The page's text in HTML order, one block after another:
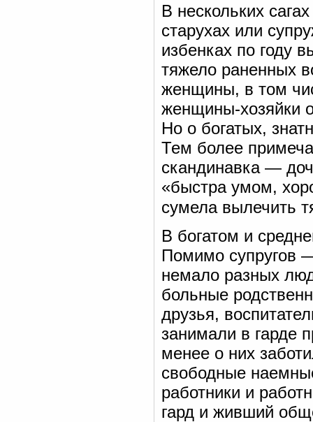
В нескольких
старухах или
избенках по году
тяжело раненных
женщины, в том
женщины-хозяйки
Но о богатых,
Тем более
скандинавка —
«быстра умом,
сумела вылечить
В богатом и
Помимо супругов
немало разных
больные
друзья,
занимали в гарде
менее о них
свободные
работники и
гард и живший